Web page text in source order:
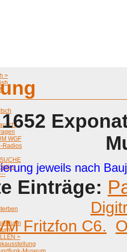
>
WGF
Radios
>
1652
jeweils nach
Einträge:
Fritzfon C6.